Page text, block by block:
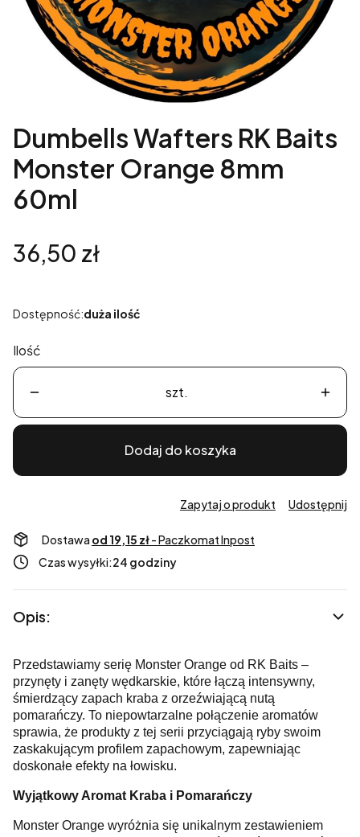
Dumbells Wafters RK Baits
Monster Orange 8mm
60ml
Cena
36,50 zł
Dostępność:duża ilość
Ilość
szt.
Dodaj do koszyka
Zapytaj o produkt Udostępnij
Dostawa od 19,15 zł- Paczkomat Inpost
Czas wysyłki:24 godziny
Opis:
Przedstawiamy serię Monster Orange od RK Baits –
przynęty i zanęty wędkarskie, które łączą intensywny,
śmierdzący zapach kraba z orzeźwiającą nutą
pomarańczy. To niepowtarzalne połączenie aromatów
sprawia, że produkty z tej serii przyciągają ryby swoim
zaskakującym profilem zapachowym, zapewniając
doskonałe efekty na łowisku.
Wyjątkowy Aromat Kraba i Pomarańczy
Monster Orange wyróżnia się unikalnym zestawieniem